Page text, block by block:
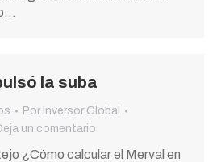
la suba
Por Inversor Global
un comentario
¿Cómo calcular el Merval en